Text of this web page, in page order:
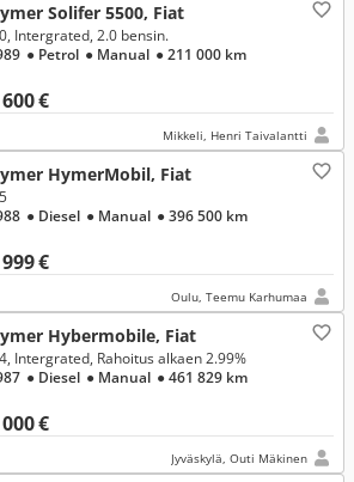
Solifer 5500, Fiat
€
Intergrated, 2.0 bensin.
● Petrol ● Manual ● 211 000 km
Mikkeli, Henri Taivalantti
HymerMobil, Fiat
€
● Diesel ● Manual ● 396 500 km
Oulu, Teemu Karhumaa
Hybermobile, Fiat
€
Intergrated, Rahoitus alkaen 2.99%
● Diesel ● Manual ● 461 829 km
Jyväskylä, Outi Mäkinen